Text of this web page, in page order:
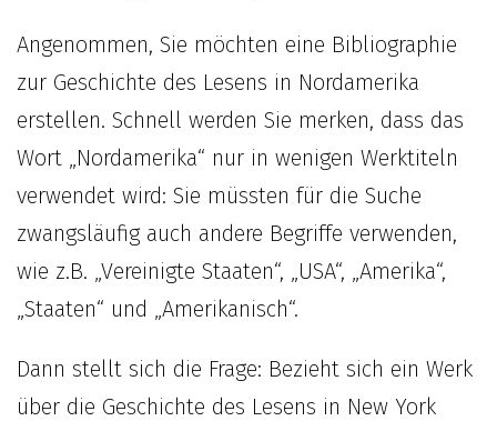
Angenommen, Sie möchten eine Bibliographie
zur Geschichte des Lesens in Nordamerika
erstellen. Schnell werden Sie merken, dass das
Wort „Nordamerika“ nur in wenigen Werktiteln
verwendet wird: Sie müssten für die Suche
zwangsläufig auch andere Begriffe verwenden,
wie z.B. „Vereinigte Staaten“, „USA“, „Amerika“,
„Staaten“ und „Amerikanisch“.
Dann stellt sich die Frage: Bezieht sich ein Werk
über die Geschichte des Lesens in New York